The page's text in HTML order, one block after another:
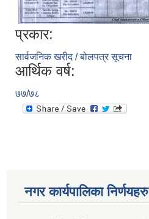
प्रकार:
सार्वजनिक खरीद / बोलपत्र सूचना
आर्थिक वर्ष:
७७/७८
नगर कार्यपालिका निर्णयहरु